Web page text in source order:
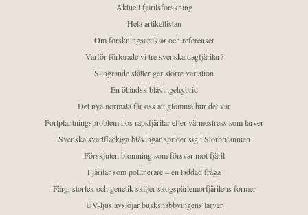
Aktuell fjärilsforskning
Hela artikellistan
Om forskningsartiklar och referenser
Varför förlorade vi tre svenska dagfjärilar?
Slingrande slåtter ger större variation
En öländsk blåvingehybrid
Det nya normala får oss att glömma hur det var
Fortplantningsproblem hos rapsfjärilar efter värmestress som larver
Svenska svartfläckiga blåvingar sprider sig i Storbritannien
Förskjuten blomning som försvar mot fjäril
Fjärilar som pollinerare – en laddad fråga
Färg, storlek och genetik skiljer skogspärlemorfjärilens former
UV-ljus avslöjar busksnabbvingens larver